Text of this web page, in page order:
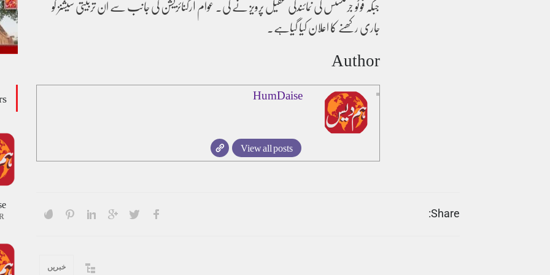
جبکہ فوٹو جرنلسٹس کی نمائندگی عقیل پرویز نے کی۔ عوام آرگنائزیشن کی جانب سے ان تربیتی سیشنز کو
جاری رکھنے کا اعلان کیا گیاہے۔
Author
HumDaise
View all posts
Share:
خبریں